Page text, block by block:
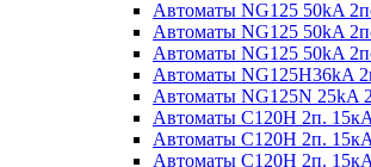
Автоматы NG125 50kA
Автоматы NG125 50kA
Автоматы NG125 50kA
Автоматы NG125H36kA
Автоматы NG125N 25kA
Автоматы С120H 2п.
Автоматы С120H 2п.
Автоматы С120H 2п.